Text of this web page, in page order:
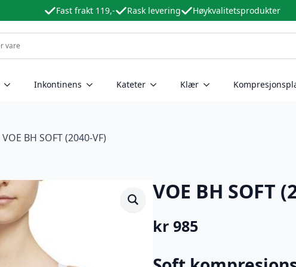
Fast frakt 119,- Rask levering Høykvalitetsprodukter
Inkontinens Kateter Klær
VOE BH SOFT (2040-VF)
VOE BH SOFT
kr 985